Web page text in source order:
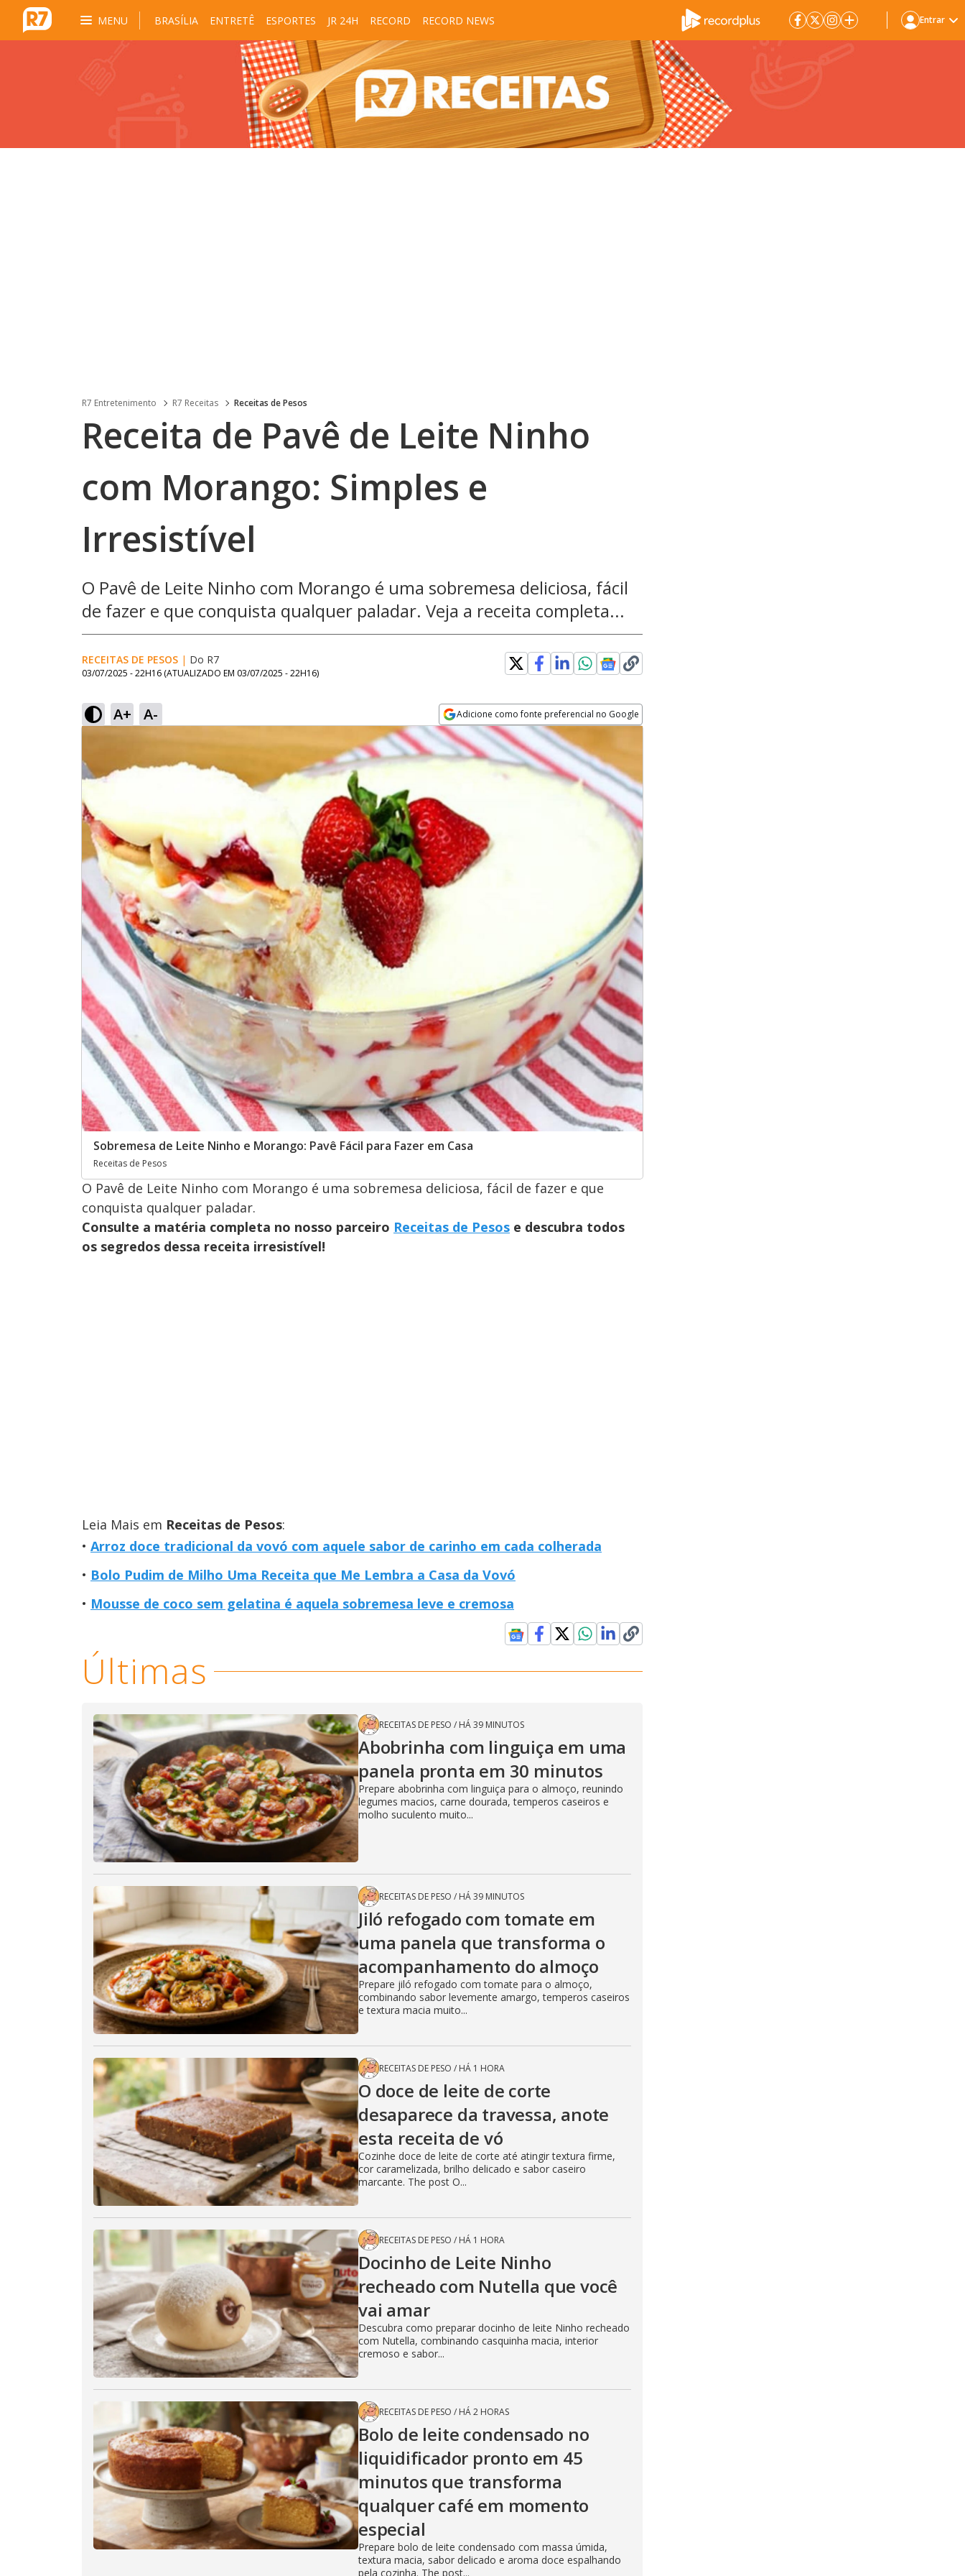
MENU BRASÍLIA ENTRETÊ ESPORTES JR 24H RECORD RECORD NEWS Entrar
R7 Entretenimento R7 Receitas Receitas de Pesos
Receita de Pavê de Leite Ninho
com Morango: Simples e
Irresistível
O Pavê de Leite Ninho com Morango é uma sobremesa deliciosa, fácil
de fazer e que conquista qualquer paladar. Veja a receita completa...
RECEITAS DE PESOS | Do R7
03/07/2025 - 22H16 (ATUALIZADO EM 03/07/2025 - 22H16)
A+ A- Adicione como fonte preferencial no Google
Opens in new window
Sobremesa de Leite Ninho e Morango: Pavê Fácil para Fazer em Casa
Receitas de Pesos
O Pavê de Leite Ninho com Morango é uma sobremesa deliciosa, fácil de fazer e que
conquista qualquer paladar.
Consulte a matéria completa no nosso parceiro Receitas de Pesos e descubra todos
os segredos dessa receita irresistível!
Leia Mais em Receitas de Pesos:
Arroz doce tradicional da vovó com aquele sabor de carinho em cada colherada
Bolo Pudim de Milho Uma Receita que Me Lembra a Casa da Vovó
Mousse de coco sem gelatina é aquela sobremesa leve e cremosa
Últimas
RECEITAS DE PESO / HÁ 39 MINUTOS
Abobrinha com linguiça em uma
panela pronta em 30 minutos
Prepare abobrinha com linguiça para o almoço, reunindo
legumes macios, carne dourada, temperos caseiros e
molho suculento muito...
RECEITAS DE PESO / HÁ 39 MINUTOS
Jiló refogado com tomate em
uma panela que transforma o
acompanhamento do almoço
Prepare jiló refogado com tomate para o almoço,
combinando sabor levemente amargo, temperos caseiros
e textura macia muito...
RECEITAS DE PESO / HÁ 1 HORA
O doce de leite de corte
desaparece da travessa, anote
esta receita de vó
Cozinhe doce de leite de corte até atingir textura firme,
cor caramelizada, brilho delicado e sabor caseiro
marcante. The post O...
RECEITAS DE PESO / HÁ 1 HORA
Docinho de Leite Ninho
recheado com Nutella que você
vai amar
Descubra como preparar docinho de leite Ninho recheado
com Nutella, combinando casquinha macia, interior
cremoso e sabor...
RECEITAS DE PESO / HÁ 2 HORAS
Bolo de leite condensado no
liquidificador pronto em 45
minutos que transforma
qualquer café em momento
especial
Prepare bolo de leite condensado com massa úmida,
textura macia, sabor delicado e aroma doce espalhando
pela cozinha. The post...